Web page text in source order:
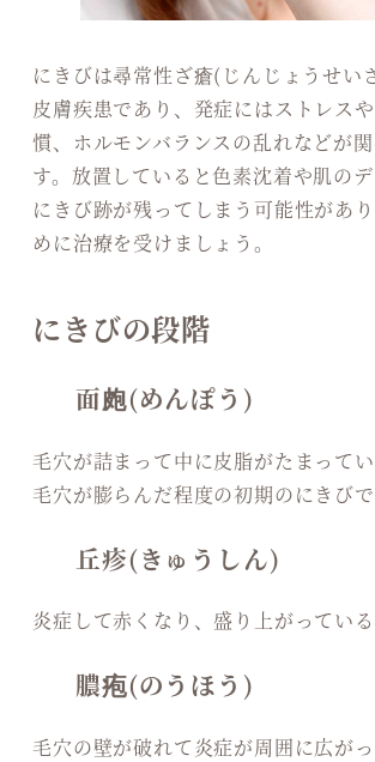
にきびは尋常性ざ瘡(じんじょうせい
皮膚疾患であり、発症にはストレス
慣、ホルモンバランスの乱れなどが
す。放置していると色素沈着や肌の
にきび跡が残ってしまう可能性があ
めに治療を受けましょう。
にきびの段階
面皰(めんぽう)
毛穴が詰まって中に皮脂がたまってい
毛穴が膨らんだ程度の初期のにきびで
丘疹(きゅうしん)
炎症して赤くなり、盛り上がっている
膿疱(のうほう)
毛穴の壁が破れて炎症が周囲に広が